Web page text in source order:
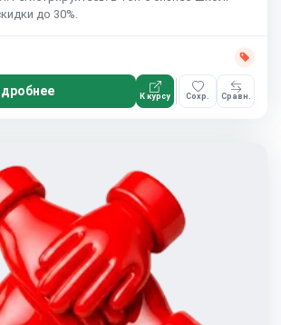
до 30%.
К курсу Сохр. Сравн.